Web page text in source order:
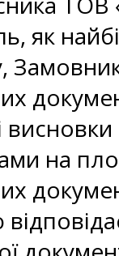
як
на